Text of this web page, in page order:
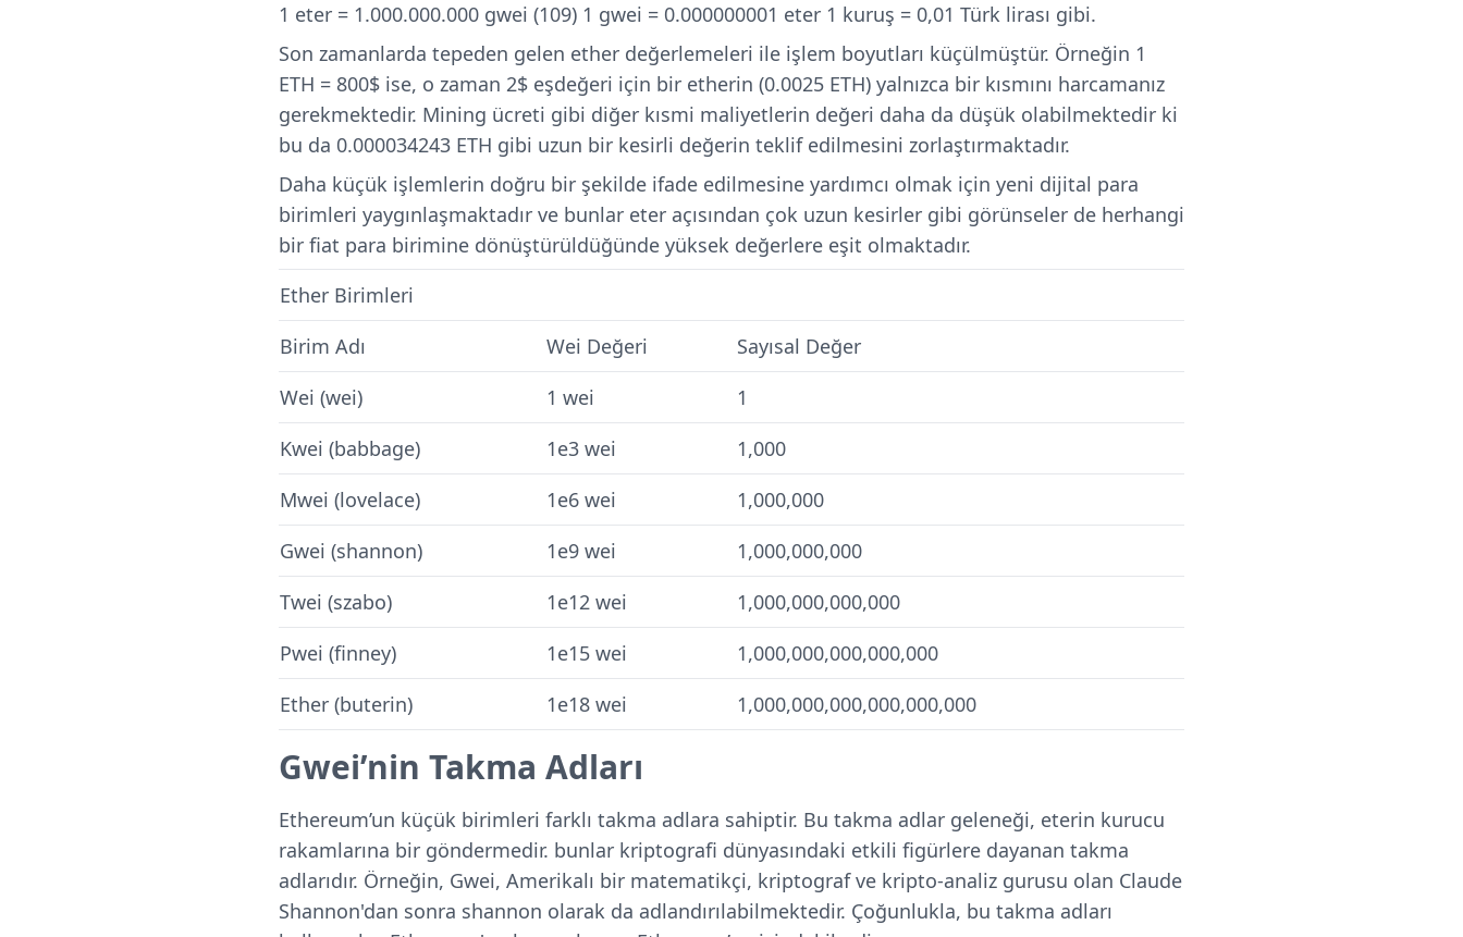
1 eter = 1.000.000.000 gwei (109) 1 gwei = 0.000000001 eter 1 kuruş = 0,01 Türk lirası gibi.
Son zamanlarda tepeden gelen ether değerlemeleri ile işlem boyutları küçülmüştür. Örneğin 1
ETH = 800$ ise, o zaman 2$ eşdeğeri için bir etherin (0.0025 ETH) yalnızca bir kısmını harcamanız
gerekmektedir. Mining ücreti gibi diğer kısmi maliyetlerin değeri daha da düşük olabilmektedir ki
bu da 0.000034243 ETH gibi uzun bir kesirli değerin teklif edilmesini zorlaştırmaktadır.
Daha küçük işlemlerin doğru bir şekilde ifade edilmesine yardımcı olmak için yeni dijital para
birimleri yaygınlaşmaktadır ve bunlar eter açısından çok uzun kesirler gibi görünseler de herhangi
bir fiat para birimine dönüştürüldüğünde yüksek değerlere eşit olmaktadır.
Ether Birimleri
Birim Adı
Wei Değeri
Sayısal Değer
Wei (wei)
1 wei
1
Kwei (babbage)
1e3 wei
1,000
Mwei (lovelace)
1e6 wei
1,000,000
Gwei (shannon)
1e9 wei
1,000,000,000
Twei (szabo)
1e12 wei
1,000,000,000,000
Pwei (finney)
1e15 wei
1,000,000,000,000,000
Ether (buterin)
1e18 wei 1,000,000,000,000,000,000
Gwei’nin Takma Adları
Ethereum’un küçük birimleri farklı takma adlara sahiptir. Bu takma adlar geleneği, eterin kurucu
rakamlarına bir göndermedir. bunlar kriptografi dünyasındaki etkili figürlere dayanan takma
adlarıdır. Örneğin, Gwei, Amerikalı bir matematikçi, kriptograf ve kripto-analiz gurusu olan Claude
Shannon'dan sonra shannon olarak da adlandırılabilmektedir. Çoğunlukla, bu takma adları